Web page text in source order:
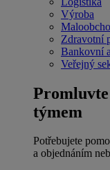
Výroba
Zdravotní
Bankovní
Veřejný
týmem
Potřebujete
a objednáním